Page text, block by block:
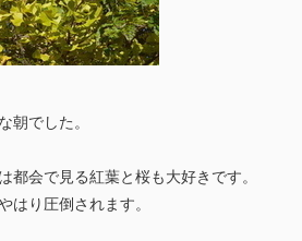
朝でした。
会で見る紅葉と桜も大好きです。
はり圧倒されます。